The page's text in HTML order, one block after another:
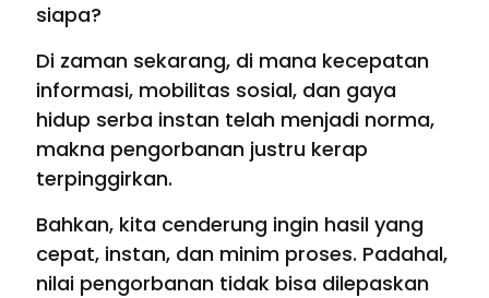
siapa?
Di zaman sekarang, di mana kecepatan
informasi, mobilitas sosial, dan gaya
hidup serba instan telah menjadi norma,
makna pengorbanan justru kerap
terpinggirkan.
Bahkan, kita cenderung ingin hasil yang
cepat, instan, dan minim proses. Padahal,
nilai pengorbanan tidak bisa dilepaskan